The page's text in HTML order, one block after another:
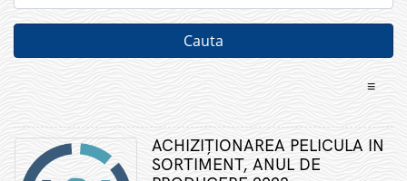
≡
ACHIZIȚIONAREA PELICULA IN
SORTIMENT, ANUL DE